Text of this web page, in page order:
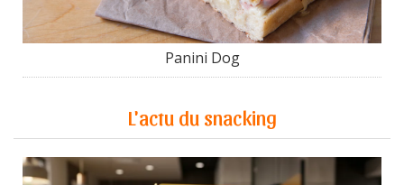
Panini Dog
L'actu du snacking